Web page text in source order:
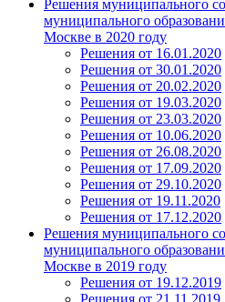
Решения муниципального
муниципального
Москве в 2020 году
Решения от 16.01.2020
Решения от 30.01.2020
Решения от 20.02.2020
Решения от 19.03.2020
Решения от 23.03.2020
Решения от 10.06.2020
Решения от 26.08.2020
Решения от 17.09.2020
Решения от 29.10.2020
Решения от 19.11.2020
Решения от 17.12.2020
Решения муниципального
муниципального
Москве в 2019 году
Решения от 19.12.2019
Решения от 21.11.2019